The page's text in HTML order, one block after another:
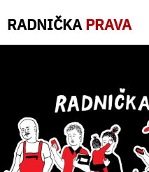
RADNIČKA PRAVA